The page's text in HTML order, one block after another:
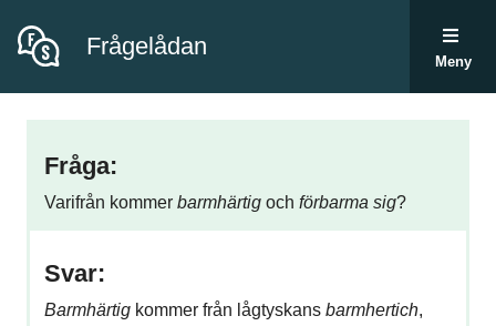
Frågelådan
Meny
Fråga:
Varifrån kommer barmhärtigoch förbarma sig?
Svar:
Barmhärtig kommer från lågtyskans barmhertich,